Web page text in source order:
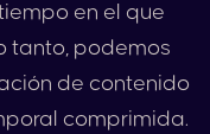
en el que
tanto, podemos
de contenido
comprimida.